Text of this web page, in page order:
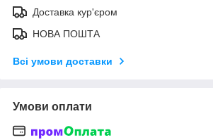
Доставка кур'єром
НОВА ПОШТА
Всі умови доставки
Умови оплати